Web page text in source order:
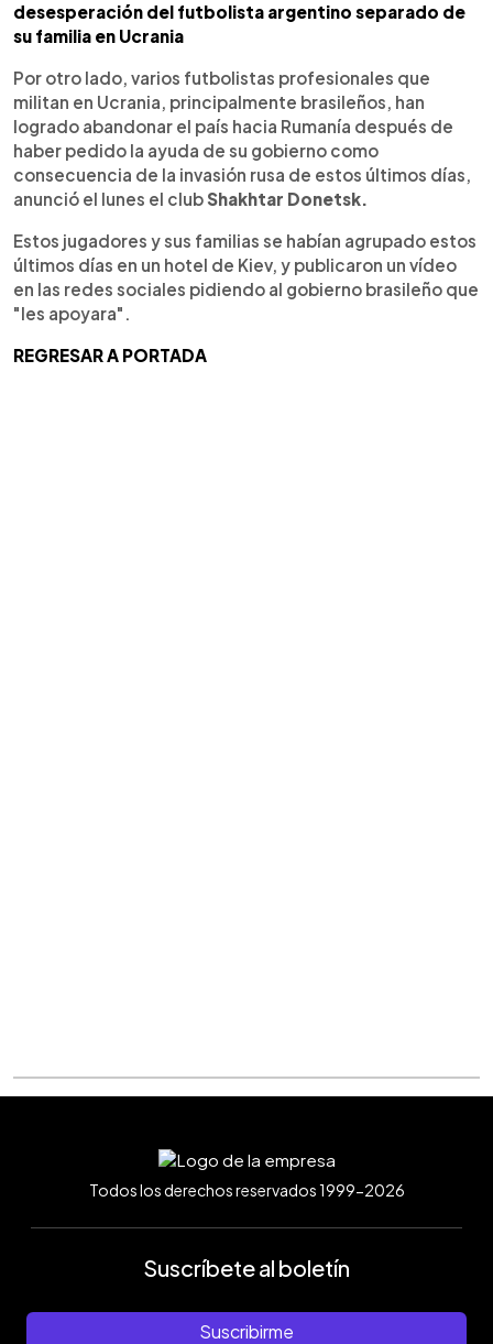
desesperación del futbolista argentino separado de
su familia en Ucrania
Por otro lado, varios futbolistas profesionales que
militan en Ucrania, principalmente brasileños, han
logrado abandonar el país hacia Rumanía después de
haber pedido la ayuda de su gobierno como
consecuencia de la invasión rusa de estos últimos días,
anunció el lunes el clubShakhtar Donetsk.
Estos jugadores y sus familias se habían agrupado estos
últimos días en un hotel de Kiev, y publicaron un vídeo
en las redes sociales pidiendo al gobierno brasileño que
"les apoyara".
REGRESAR A PORTADA
Todos los derechos reservados 1999-2026
Suscríbete al boletín
Suscribirme